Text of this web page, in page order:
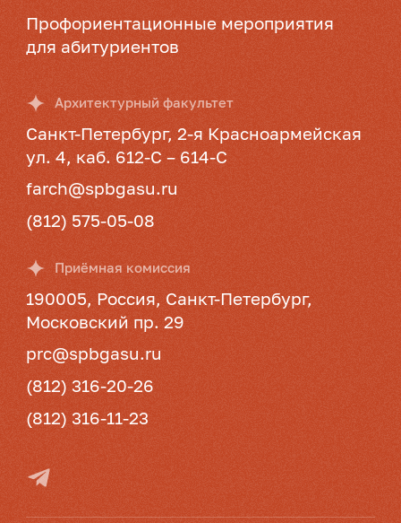
Профориентационные мероприятия
для абитуриентов
Архитектурный факультет
Санкт-Петербург, 2-я Красноармейская
ул. 4, каб. 612‑С – 614‑С
farch@spbgasu.ru
(812) 575-05-08
Приёмная комиссия
190005, Россия, Санкт-Петербург,
Московский пр. 29
prc@spbgasu.ru
(812) 316-20-26
(812) 316-11-23